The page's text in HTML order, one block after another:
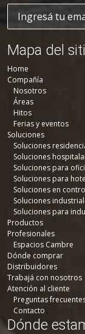
Mapa del
Home
Compañía
Nosotros
Áreas
Hitos
Ferias y eventos
Soluciones
Soluciones
Soluciones
Soluciones para
Soluciones para
Soluciones en
Soluciones
Soluciones para
Productos
Profesionales
Espacios Cambre
Dónde comprar
Distribuidores
Trabajá con nosotros
Atención al cliente
Preguntas
Contacto
Dónde